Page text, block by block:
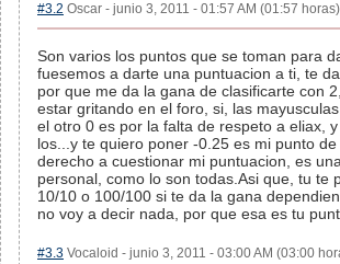
#3.2 Oscar - junio 3, 2011 - 01:57 AM (01:57
Son varios los puntos que se toman para
fuesemos a darte una puntuacion a ti, te
por que me da la gana de clasificarte con
estar gritando en el foro, si, las
el otro 0 es por la falta de respeto a eliax,
los...y te quiero poner -0.25 es mi punto
derecho a cuestionar mi puntuacion, es
personal, como lo son todas.Asi que, tu te
10/10 o 100/100 si te da la gana
no voy a decir nada, por que esa es tu
#3.3 Vocaloid - junio 3, 2011 - 03:00 AM (03:00